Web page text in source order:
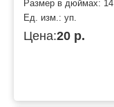
Размер в дюймах: 14
Ед. изм.: уп.
Цена:20 р.